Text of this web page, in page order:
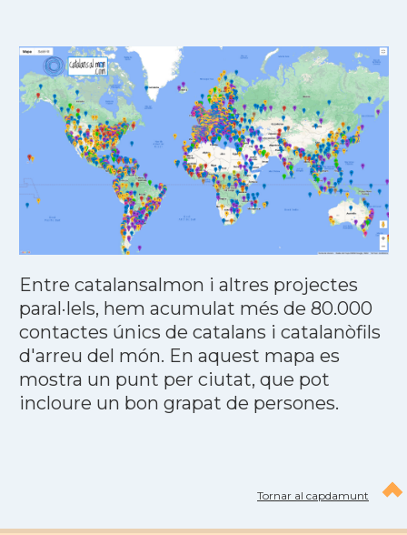
Entre catalansalmon i altres projectes
paral·lels, hem acumulat més de 80.000
contactes únics de catalans i catalanòfils
d'arreu del món. En aquest mapa es
mostra un punt per ciutat, que pot
incloure un bon grapat de persones.
Tornar al capdamunt